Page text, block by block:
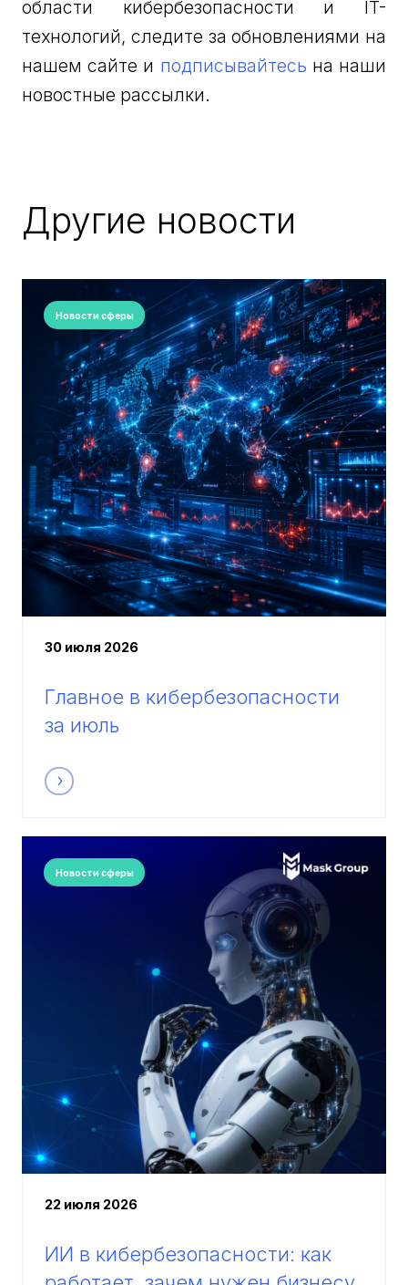
области кибербезопасности и IT-
технологий, следите за обновлениями на
нашем сайте и подписывайтесь на наши
новостные рассылки.
Другие новости
Новости сферы
30 июля 2026
Главное в кибербезопасности
за июль
Новости сферы
22 июля 2026
ИИ в кибербезопасности: как